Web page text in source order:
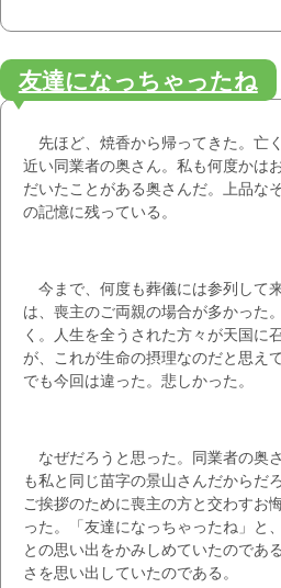
友達になっちゃったね
先ほど、焼香から帰ってきた。亡
近い同業者の奥さん。私も何度かは
だいたことがある奥さんだ。上品な
の記憶に残っている。
今まで、何度も葬儀には参列して
は、喪主のご両親の場合が多かった
く。人生を全うされた方々が天国に
が、これが生命の摂理なのだと思え
でも今回は違った。悲しかった。
なぜだろうと思った。同業者の奥
も私と同じ苗字の景山さんだからだ
ご挨拶のために喪主の方と交わすお
った。「友達になっちゃったね」と
との思い出をかみしめていたのであ
さを思い出していたのである。